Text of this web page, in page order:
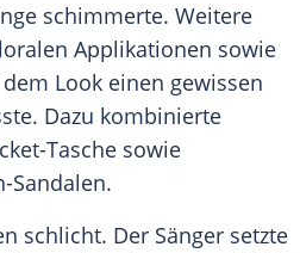
schimmerte. Weitere
Applikationen sowie
Look einen gewissen
Dazu kombinierte
Tasche sowie
Sandalen.
schlicht. Der Sänger setzte